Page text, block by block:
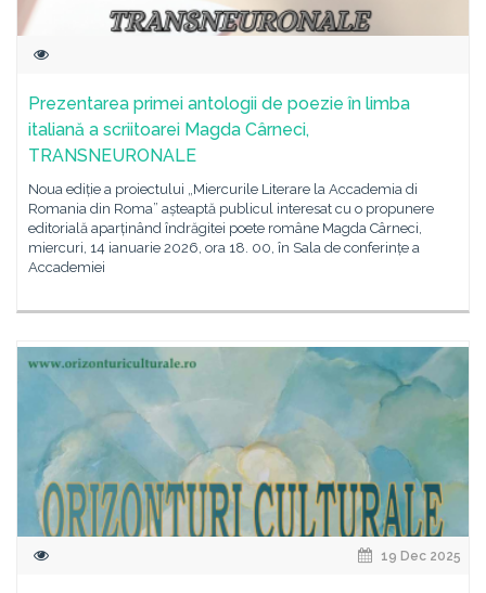
Prezentarea primei antologii de poezie în limba
italiană a scriitoarei Magda Cârneci,
TRANSNEURONALE
Noua ediție a proiectului „Miercurile Literare la Accademia di
Romania din Roma” așteaptă publicul interesat cu o propunere
editorială aparținând îndrăgitei poete române Magda Cârneci,
miercuri, 14 ianuarie 2026, ora 18. 00, în Sala de conferințe a
Accademiei
19 Dec 2025